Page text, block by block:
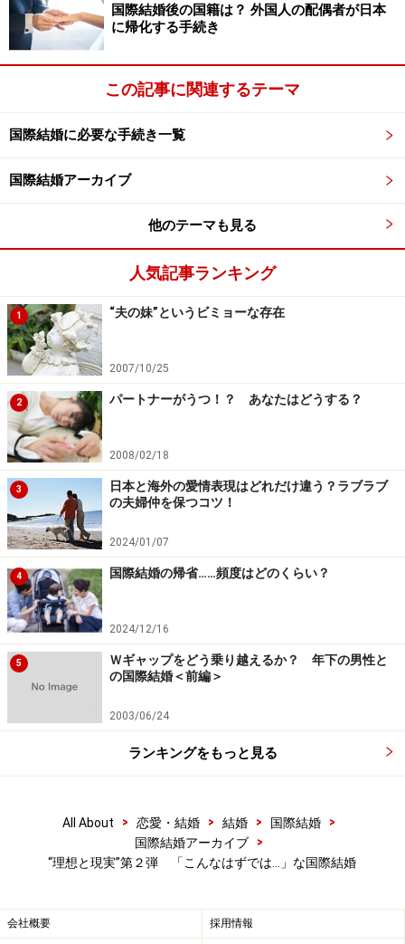
国際結婚後の国籍は？ 外国人の配偶者が日本
に帰化する手続き
この記事に関連するテーマ
国際結婚に必要な手続き一覧
国際結婚アーカイブ
他のテーマも見る
人気記事ランキング
1 “夫の妹”というビミョーな存在
2007/10/25
2 パートナーがうつ！？ あなたはどうする？
2008/02/18
3
日本と海外の愛情表現はどれだけ違う？ラブラブ
の夫婦仲を保つコツ！
2024/01/07
4 国際結婚の帰省……頻度はどのくらい？
2024/12/16
5
Ｗギャップをどう乗り越えるか？ 年下の男性と
の国際結婚＜前編＞
2003/06/24
ランキングをもっと見る
All About > 恋愛・結婚 > 結婚 > 国際結婚
>
国際結婚アーカイブ
>
“理想と現実”第２弾 「こんなはずでは…」な国際結婚
会社概要 採用情報